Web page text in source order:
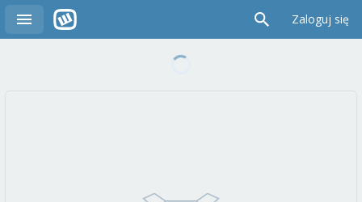
Zaloguj się